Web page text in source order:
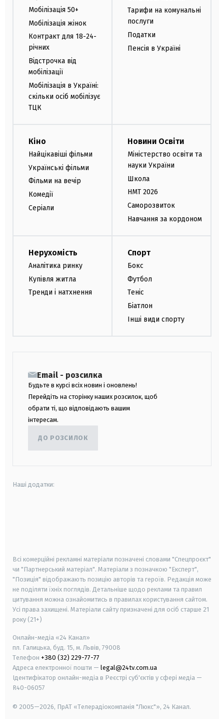
Мобілізація 50+
Мобілізація жінок
Контракт для 18-24-
річних
Відстрочка від
мобілізації
Мобілізація в Україні:
скільки осіб мобілізує
ТЦК
Тарифи на комунальні
послуги
Податки
Пенсія в Україні
Кіно
Найцікавіші фільми
Українські фільми
Фільми на вечір
Комедії
Серіали
Новини Освіти
Міністерство освіти та
науки України
Школа
НМТ 2026
Саморозвиток
Навчання за кордоном
Нерухомість
Аналітика ринку
Купівля житла
Тренди і натхнення
Спорт
Бокс
Футбол
Теніс
Біатлон
Інші види спорту
Email - розсилка
Будьте в курсі всіх новин і оновлень!
Перейдіть на сторінку наших розсилок, щоб
обрати ті, що відповідають вашим
інтересам.
ДО РОЗСИЛОК
Наші додатки:
Всі комерційні рекламні матеріали позначені словами "Спецпроєкт"
чи "Партнерський матеріал". Матеріали з позначкою "Експерт",
"Позиція" відображають позицію авторів та героїв. Редакція може
не поділяти їхніх поглядів. Детальніше щодо реклами та правил
цитування можна ознайомитись в правилах користування сайтом.
Усі права захищені. Матеріали сайту призначені для осіб старше 21
року (21+)
Онлайн-медіа «24 Канал»
пл. Галицька, буд. 15, м. Львів, 79008
Телефон +380 (32) 229-77-77
Адреса електронної пошти — legal@24tv.com.ua
Ідентифікатор онлайн-медіа в Реєстрі суб'єктів у сфері медіа —
R40-06057
© 2005—2026, ПрАТ «Телерадіокомпанія "Люкс"», 24 Канал.